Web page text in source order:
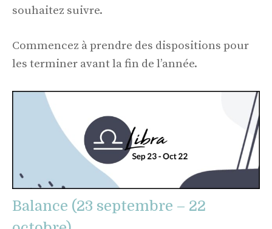
souhaitez suivre.
Commencez à prendre des dispositions pour
les terminer avant la fin de l’année.
Balance (23 septembre – 22